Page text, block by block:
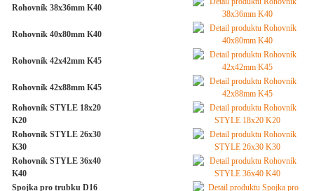
Rohovník 38x36mm K40
Rohovník 40x80mm K40
Rohovník 42x42mm K45
Rohovník 42x88mm K45
Rohovník STYLE 18x20
K20
Rohovník STYLE 26x30
K30
Rohovník STYLE 36x40
K40
Spojka pro trubku D16